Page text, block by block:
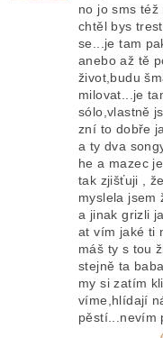
no jo sms
chtěl bys
se...je tam
anebo až tě
život,budu
milovat...je
sólo,vlastně
zní to dobře
a ty dva
he a mazec
tak zjišťuji ,
myslela jsem
a jinak grizli
at vím jaké ti
máš ty s tou
stejně ta
my si zatím
víme,hlídají
pěstí...nevím